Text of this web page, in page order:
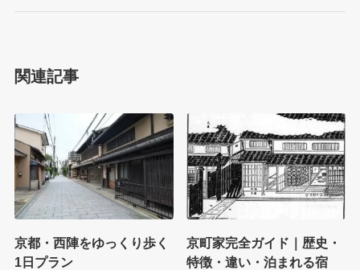
関連記事
京都・西陣をゆっくり歩く
1日プラン
京町家完全ガイド｜歴史・
特徴・違い・泊まれる宿